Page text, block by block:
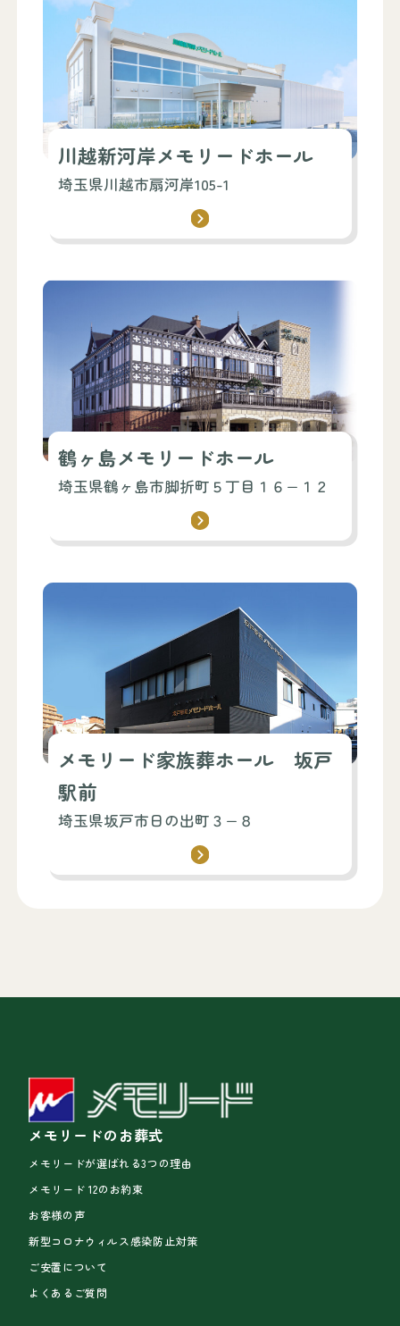
川越新河岸メモリードホール
埼玉県川越市扇河岸105-1
鶴ヶ島メモリードホール
埼玉県鶴ヶ島市脚折町５丁目１６−１２
メモリード家族葬ホール 坂戸
駅前
埼玉県坂戸市日の出町３−８
メモリードのお葬式
メモリードが選ばれる3つの理由
メモリード 12のお約束
お客様の声
新型コロナウィルス感染防止対策
ご安置について
よくあるご質問